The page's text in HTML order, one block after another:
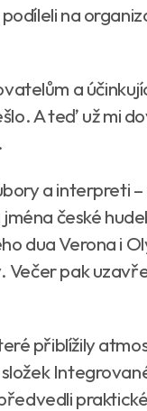
na
a
A teď už mi
a interpreti
české
dua Verona i
Večer pak
přiblížily